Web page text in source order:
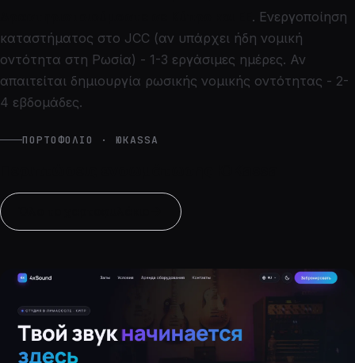
. Ενεργοποίηση
καταστήματος στο JCC (αν υπάρχει ήδη νομική
οντότητα στη Ρωσία) - 1-3 εργάσιμες ημέρες. Αν
απαιτείται δημιουργία ρωσικής νομικής οντότητας - 2-
4 εβδομάδες.
ΠΟΡΤΟΦΌΛΙΟ · ЮKASSA